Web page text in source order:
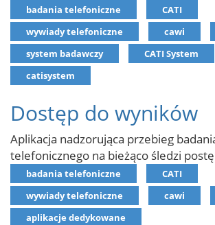
badania telefoniczne
CATI
wywiady telefoniczne
cawi
system badawczy
CATI System
catisystem
Dostęp do wyników
Aplikacja nadzorująca przebieg
telefonicznego na bieżąco śledzi
badania telefoniczne
CATI
wywiady telefoniczne
cawi
aplikacje dedykowane